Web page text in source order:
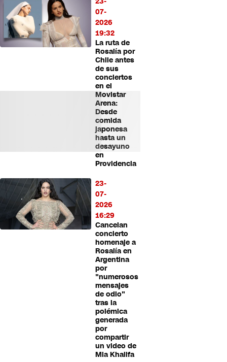
07-
2026
19:32
La ruta de
Rosalía por
Chile antes
de sus
conciertos
en el
Movistar
Arena:
Desde
comida
japonesa
hasta un
desayuno
en
Providencia
23-
07-
2026
16:29
Cancelan
concierto
homenaje a
Rosalía en
Argentina
por
"numerosos
mensajes
de odio"
tras la
polémica
generada
por
compartir
un video de
Mia Khalifa